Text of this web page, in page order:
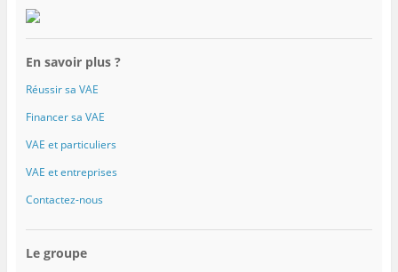
En savoir plus ?
Réussir sa VAE
Financer sa VAE
VAE et particuliers
VAE et entreprises
Contactez-nous
Le groupe